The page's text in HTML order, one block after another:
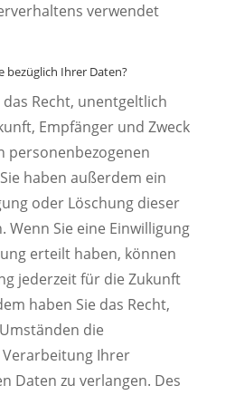
verwendet
bezüglich Ihrer Daten?
Recht, unentgeltlich
Empfänger und Zweck
personenbezogenen
haben außerdem ein
oder Löschung dieser
Wenn Sie eine Einwilligung
erteilt haben, können
jederzeit für die Zukunft
haben Sie das Recht,
die
Ihrer
Daten zu verlangen. Des